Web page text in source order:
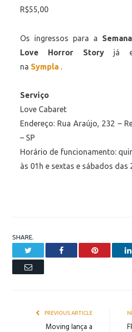
R$55,00
Os ingressos para a
Love Horror Storyjá
na Sympla .
Serviço
Love Cabaret
Endereço: Rua Araújo, 232 –
– SP
Horário de funcionamento:
às 01h e sextas e sábados das
SHARE.
Facebook Pinterest
Email
PREVIOUS ARTICLE
Moving lança a